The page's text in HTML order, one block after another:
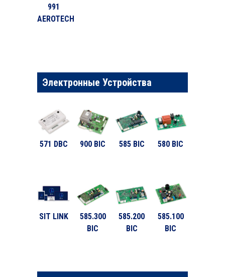
991
AEROTECH
Электронные Устройства
571 DBC 900 BIC 585 BIC 580 BIC
SIT LINK
585.300
BIC
585.200
BIC
585.100
BIC